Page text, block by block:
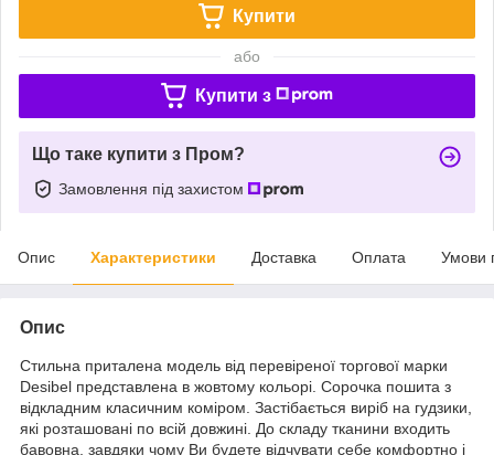
Купити
або
Купити з
Що таке купити з Пром?
Замовлення під захистом
Опис Характеристики Доставка Оплата Умови
Опис
Стильна приталена модель від перевіреної торгової марки
Desibel представлена в жовтому кольорі. Сорочка пошита з
відкладним класичним коміром. Застібається виріб на гудзики,
які розташовані по всій довжині. До складу тканини входить
бавовна, завдяки чому Ви будете відчувати себе комфортно і